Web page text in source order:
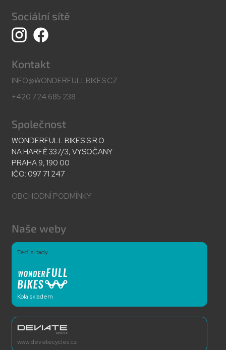
Sociální sítě
Kontakt
INFO@WONDERFULLBIKES.CZ
+420 724 685 238
Společnost
WONDERFULL BIKES S.R.O.
NA HARFĚ 337/3, VYSOČANY
PRAHA 9, 190 00
IČO: 097 71 247
OBCHODNÍ PODMÍNKY
Naše weby
Teď jsi tady
Kola skladem
www.deviatecycles.cz